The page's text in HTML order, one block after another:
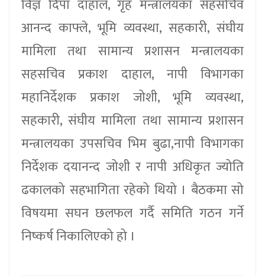
विज्ञ दिपा दाहाल, गृह मन्त्रालयका सहसचिव
आनन्द काफ्ले, भूमि व्यवस्था, सहकारी, संघीय
मामिला तथा सामान्य प्रशासन मन्त्रालयका
सहसचिव प्रकाश दाहाल, नापी विभागका
महानिर्देशक प्रकाश जोशी, भूमि व्यवस्था,
सहकारी, संघीय मामिला तथा सामान्य प्रशासन
मन्त्रालयका उपसचिव भिम बुढा,नापी विभागका
निर्देशक दयानन्द जोशी र नापी अधिकृत ज्योति
ढकालको सहभागिता रहेको थियो । बैठकमा सो
विषयमा सघन छलफल गर्दै समिति गठन गर्ने
निष्कर्ष निकालिएको हो ।